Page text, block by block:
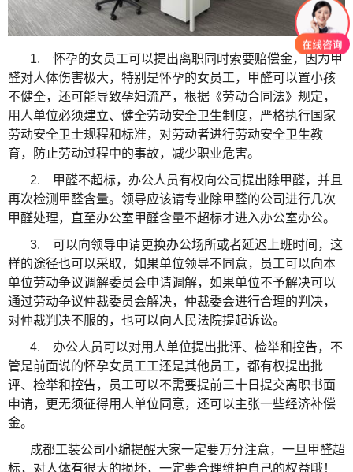
1.
怀孕的女员工可以提出离职同时索要赔偿金，因为甲
醛对人体伤害极大，特别是怀孕的女员工，甲醛可以置小孩
不健全，还可能导致孕妇流产，根据《劳动合同法》规定，
用人单位必须建立、健全劳动安全卫生制度，严格执行国家
劳动安全卫士规程和标准，对劳动者进行劳动安全卫生教
育，防止劳动过程中的事故，减少职业危害。
2.
甲醛不超标，办公人员有权向公司提出除甲醛，并且
再次检测甲醛含量。领导应该请专业除甲醛的公司进行几次
甲醛处理，直至办公室甲醛含量不超标才进入办公室办公。
3.
可以向领导申请更换办公场所或者延迟上班时间，这
样的途径也可以采取，如果单位领导不同意，员工可以向本
单位劳动争议调解委员会申请调解，如果单位不予解决可以
通过劳动争议仲裁委员会解决，仲裁委会进行合理的判决，
对仲裁判决不服的，也可以向人民法院提起诉讼。
4.
办公人员可以对用人单位提出批评、检举和控告，不
管是前面说的怀孕女员工工还是其他员工，都有权提出批
评、检举和控告，员工可以不需要提前三十日提交离职书面
申请，更无须征得用人单位同意，还可以主张一些经济补偿
金。
成都工装公司小编提醒大家一定要万分注意，一旦甲醛超
标，对人体有很大的损坏，一定要合理维护自己的权益哦！